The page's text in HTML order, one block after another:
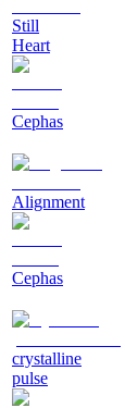
Still
Heart
Cephas
Alignment
Cephas
crystalline
pulse